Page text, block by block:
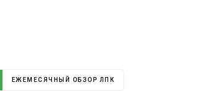
ЕЖЕМЕСЯЧНЫЙ ОБЗОР ЛПК